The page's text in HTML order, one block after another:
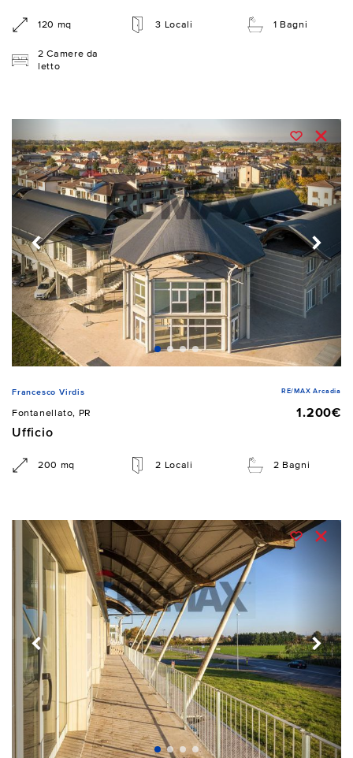
120 mq 3 Locali 1 Bagni
2 Camere da
letto
Francesco Virdis RE/MAX Arcadia
Fontanellato, PR
1.200€
Ufficio
200 mq 2 Locali 2 Bagni